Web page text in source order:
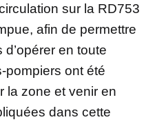
sur la RD753
afin de permettre
en toute
pompiers ont été
la zone et venir en
dans cette